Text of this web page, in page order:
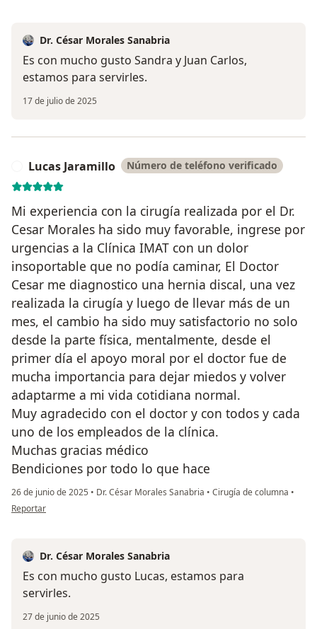
Dr. César Morales Sanabria
Es con mucho gusto Sandra y Juan Carlos,
estamos para servirles.
17 de julio de 2025
Lucas Jaramillo Número de teléfono verificado
Mi experiencia con la cirugía realizada por el Dr.
Cesar Morales ha sido muy favorable, ingrese por
urgencias a la Clínica IMAT con un dolor
insoportable que no podía caminar, El Doctor
Cesar me diagnostico una hernia discal, una vez
realizada la cirugía y luego de llevar más de un
mes, el cambio ha sido muy satisfactorio no solo
desde la parte física, mentalmente, desde el
primer día el apoyo moral por el doctor fue de
mucha importancia para dejar miedos y volver
adaptarme a mi vida cotidiana normal.
Muy agradecido con el doctor y con todos y cada
uno de los empleados de la clínica.
Muchas gracias médico
Bendiciones por todo lo que hace
26 de junio de 2025 • Dr. César Morales Sanabria • Cirugía de columna •
en opinión del usuario Lucas Jaramillo
Reportar
Dr. César Morales Sanabria
Es con mucho gusto Lucas, estamos para
servirles.
27 de junio de 2025